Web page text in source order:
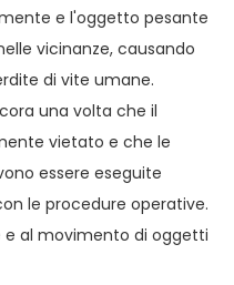
e l'oggetto pesante
vicinanze, causando
di vite umane.
una volta che il
vietato e che le
essere eseguite
le procedure operative.
e al movimento di oggetti